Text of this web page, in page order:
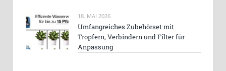
18. MAI 2026
Umfangreiches Zubehörset mit
Tropfern, Verbindern und Filter für
Anpassung